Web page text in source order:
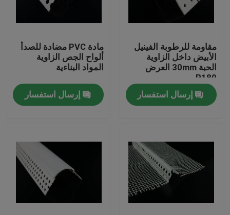
منتجات
مقاومة للرطوبة الفينيل
الأبيض داخل الزاوية
الحبة 30mm العرض
P180
إرسال استفسار
مادة PVC مضادة للصدأ
ألواح الجص الزاوية
المواد البناءية
إرسال استفسار